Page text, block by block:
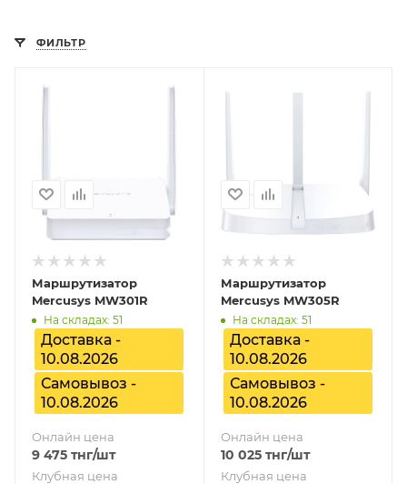
ФИЛЬТР
Маршрутизатор
Mercusys MW301R
На складах: 51
Доставка -
10.08.2026
Самовывоз -
10.08.2026
Онлайн цена
9 475 тнг/шт
Клубная цена
Маршрутизатор
Mercusys MW305R
На складах: 51
Доставка -
10.08.2026
Самовывоз -
10.08.2026
Онлайн цена
10 025тнг/шт
Клубная цена